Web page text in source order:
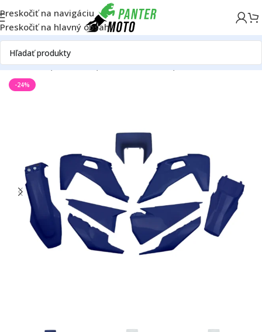
Preskočiť na navigáciu
Preskočiť na hlavný obsah
HusqvarnaHusqvarna TE 150Husqvarna TE 150 2020
-24%